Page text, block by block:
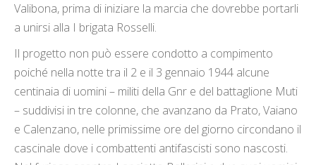
Valibona, prima di iniziare la marcia che dovrebbe portarli
a unirsi alla I brigata Rosselli.
Il progetto non può essere condotto a compimento
poiché nella notte tra il 2 e il 3 gennaio 1944 alcune
centinaia di uomini – militi della Gnr e del battaglione Muti
– suddivisi in tre colonne, che avanzano da Prato, Vaiano
e Calenzano, nelle primissime ore del giorno circondano il
cascinale dove i combattenti antifascisti sono nascosti.